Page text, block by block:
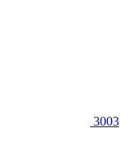
3003